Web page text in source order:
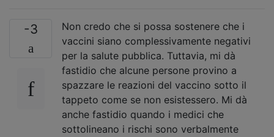
-3
Non credo che si possa sostenere che i
vaccini siano complessivamente negativi
per la salute pubblica. Tuttavia, mi dà
fastidio che alcune persone provino a
spazzare le reazioni del vaccino sotto il
tappeto come se non esistessero. Mi dà
anche fastidio quando i medici che
sottolineano i rischi sono verbalmente